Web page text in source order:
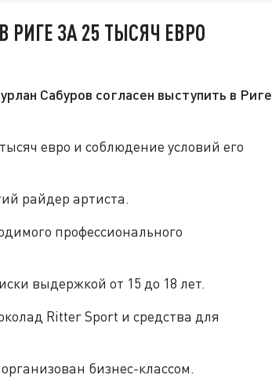
ЗА 25 ТЫСЯЧ ЕВРО
Сабуров согласен выступить в Риге
евро и соблюдение условий его
райдер артиста.
профессионального
выдержкой от 15 до 18 лет.
Ritter Sport и средства для
бизнес-классом.